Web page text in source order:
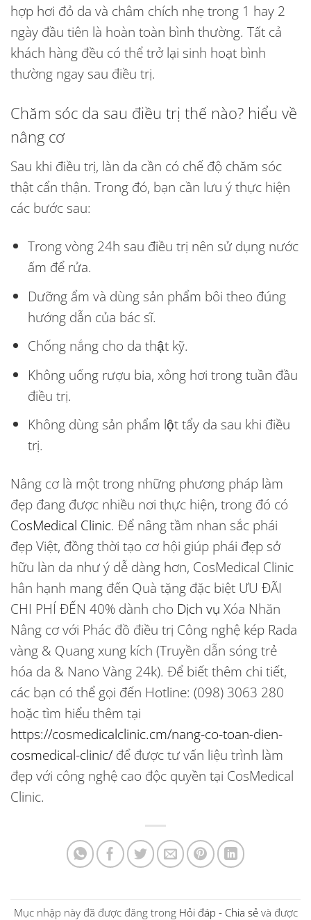
hợp hơi đỏ da và châm chích nhẹ trong 1 hay 2
ngày đầu tiên là hoàn toàn bình thường. Tất cả
khách hàng đều có thể trở lại sinh hoạt bình
thường ngay sau điều trị.
Chăm sóc da sau điều trị thế nào? hiểu về
nâng cơ
Sau khi điều trị, làn da cần có chế độ chăm sóc
thật cẩn thận. Trong đó, bạn cần lưu ý thực hiện
các bước sau:
Trong vòng 24h sau điều trị nên sử dụng nước
ấm để rửa.
Dưỡng ẩm và dùng sản phẩm bôi theo đúng
hướng dẫn của bác sĩ.
Chống nắng cho da thật kỹ.
Không uống rượu bia, xông hơi trong tuần đầu
điều trị.
Không dùng sản phẩm lột tẩy da sau khi điều
trị.
Nâng cơ là một trong những phương pháp làm
đẹp đang được nhiều nơi thực hiện, trong đó có
CosMedical Clinic. Để nâng tầm nhan sắc phái
đẹp Việt, đồng thời tạo cơ hội giúp phái đẹp sở
hữu làn da như ý dễ dàng hơn, CosMedical Clinic
hân hạnh mang đến Quà tặng đặc biệt ƯU ĐÃI
CHI PHÍ ĐẾN 40% dành cho Dịch vụ Xóa Nhăn
Nâng cơvới Phác đồ điều trị Công nghệ kép Rada
vàng & Quang xung kích (Truyền dẫn sóng trẻ
hóa da & Nano Vàng 24k). Để biết thêm chi tiết,
các bạn có thể gọi đến Hotline: (098) 3063 280
hoặc tìm hiểu thêm tại
https://cosmedicalclinic.cm/nang-co-toan-dien-
cosmedical-clinic/ để được tư vấn liệu trình làm
đẹp với công nghệ cao độc quyền tại CosMedical
Clinic.
Mục nhập này đã được đăng trong Hỏi đáp - Chia sẻvà được